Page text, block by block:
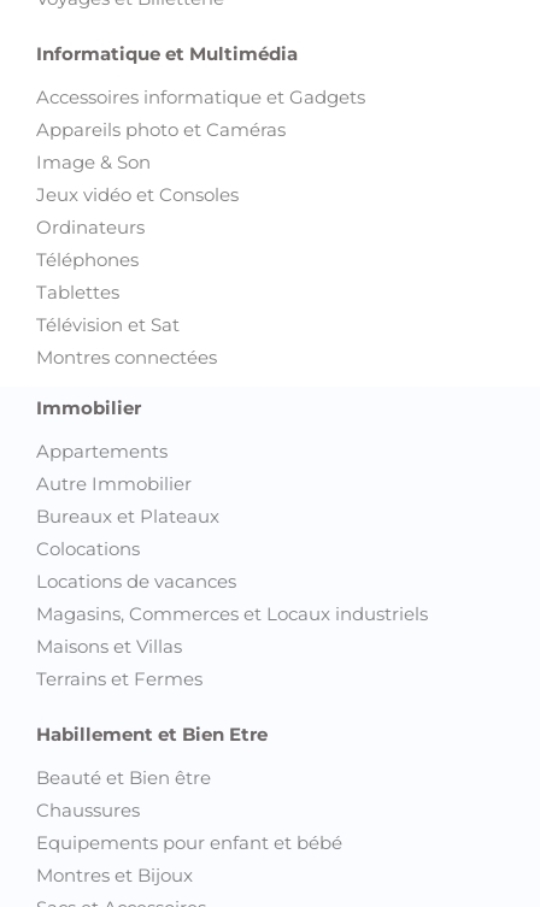
Informatique et Multimédia
Accessoires informatique et Gadgets
Appareils photo et Caméras
Image & Son
Jeux vidéo et Consoles
Ordinateurs
Téléphones
Tablettes
Télévision et Sat
Montres connectées
Immobilier
Appartements
Autre Immobilier
Bureaux et Plateaux
Colocations
Locations de vacances
Magasins, Commerces et Locaux industriels
Maisons et Villas
Terrains et Fermes
Habillement et Bien Etre
Beauté et Bien être
Chaussures
Equipements pour enfant et bébé
Montres et Bijoux